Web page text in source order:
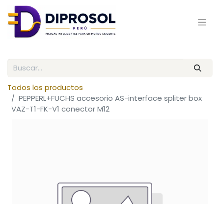
Todos los productos
PEPPERL+FUCHS accesorio AS-interface spliter box
VAZ-T1-FK-V1 conector M12